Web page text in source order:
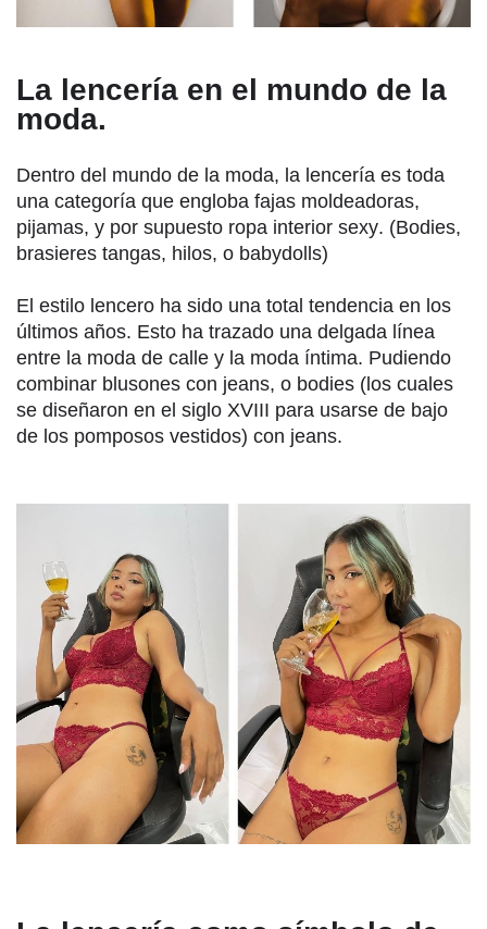
La lencería en el mundo de la
moda.
Dentro del mundo de la moda, la lencería es toda
una categoría que engloba fajas moldeadoras,
pijamas, y por supuesto ropa interior sexy. (Bodies,
brasieres tangas, hilos, o babydolls)
El estilo lencero ha sido una total tendencia en los
últimos años. Esto ha trazado una delgada línea
entre la moda de calle y la moda íntima. Pudiendo
combinar blusones con jeans, o bodies (los cuales
se diseñaron en el siglo XVIII para usarse de bajo
de los pomposos vestidos) con jeans.